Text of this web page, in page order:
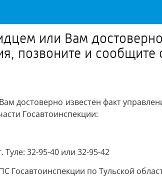
или Вам
позвоните и
достоверно известен факт
Госавтоинспекции:
32-95-40 или 32-95-42
Госавтоинспекции по Тульской